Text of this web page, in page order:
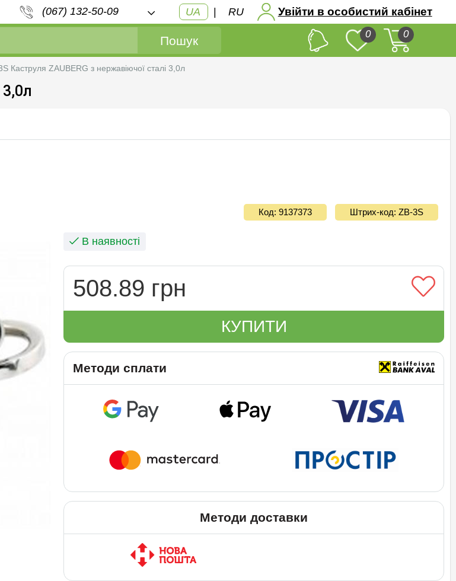
(067) 132-50-09 UA | RU Увійти в особистий кабінет
Пошук 0 0
Каструля ZAUBERG з нержавіючої сталі 3,0л
Код: 9137373 Штрих-код: ZB-3S
В наявності
508.89 грн
КУПИТИ
Методи сплати
Методи доставки